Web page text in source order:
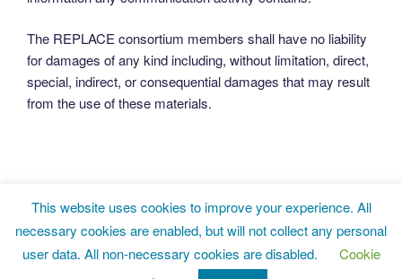
The REPLACE consortium members shall have no liability
for damages of any kind including, without limitation, direct,
special, indirect, or consequential damages that may result
from the use of these materials.
Twitter LinkedInFacebook
Proudly powered by WordPress
This website uses cookies to improve your experience. All
necessary cookies are enabled, but will not collect any personal
user data. All non-necessary cookies are disabled.
Cookie